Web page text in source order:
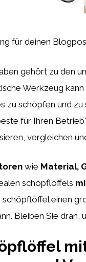
für deinen
gehört zu den
Werkzeug
zu schöpfen und
für Ihren
vergleichen
wie Material,
schöpflöffels
einen
Bleiben Sie dran,